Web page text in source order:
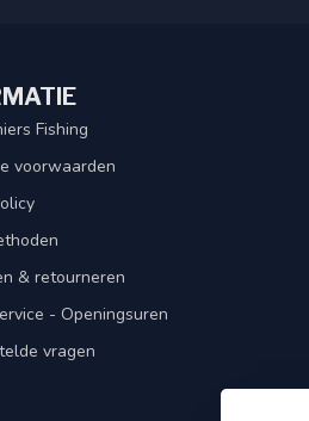
Fishing
voorwaarden
& retourneren
- Openingsuren
vragen